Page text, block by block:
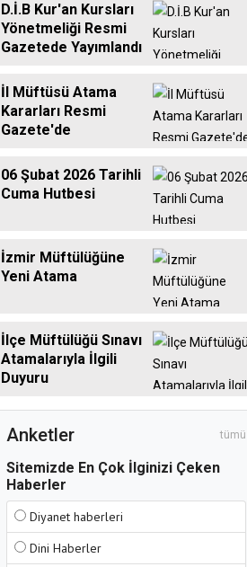
D.İ.B Kur'an Kursları
Yönetmeliği Resmi
Gazetede Yayımlandı
İl Müftüsü Atama
Kararları Resmi
Gazete'de
06 Şubat 2026 Tarihli
Cuma Hutbesi
İzmir Müftülüğüne
Yeni Atama
İlçe Müftülüğü Sınavı
Atamalarıyla İlgili
Duyuru
Anketler tümü
Sitemizde En Çok İlginizi Çeken
Haberler
Diyanet haberleri
Dini Haberler